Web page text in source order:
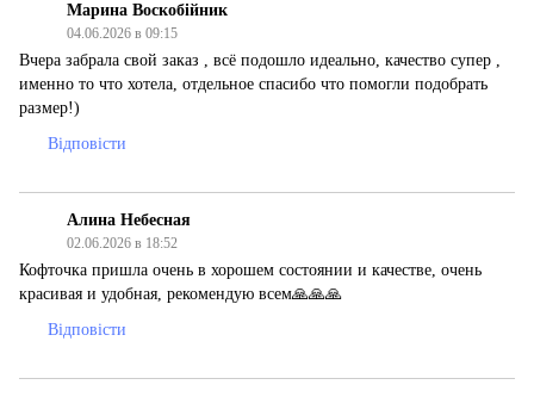
Марина Воскобійник
04.06.2026 в 09:15
Вчера забрала свой заказ , всё подошло идеально, качество супер ,
именно то что хотела, отдельное спасибо что помогли подобрать
размер!)
Відповісти
Алина Небесная
02.06.2026 в 18:52
Кофточка пришла очень в хорошем состоянии и качестве, очень
красивая и удобная, рекомендую всем🙏🙏🙏
Відповісти